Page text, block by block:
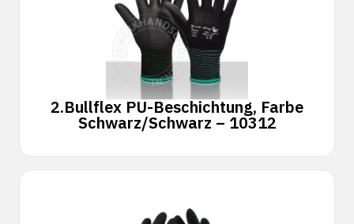
2.Bullflex PU-Beschichtung, Farbe
Schwarz/Schwarz – 10312